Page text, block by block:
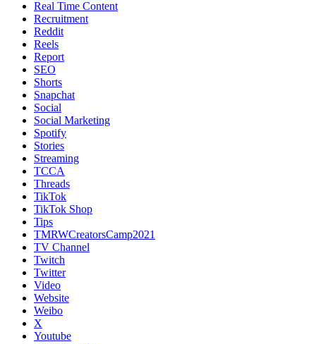
Real Time Content
Recruitment
Reddit
Reels
Report
SEO
Shorts
Snapchat
Social
Social Marketing
Spotify
Stories
Streaming
TCCA
Threads
TikTok
TikTok Shop
Tips
TMRWCreatorsCamp2021
TV Channel
Twitch
Twitter
Video
Website
Weibo
X
Youtube